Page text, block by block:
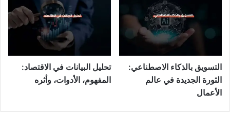
التسويق بالذكاء الاصطناعي:
الثورة الجديدة في عالم
الأعمال
تحليل البيانات في الاقتصاد:
المفهوم، الأدوات، وأثره